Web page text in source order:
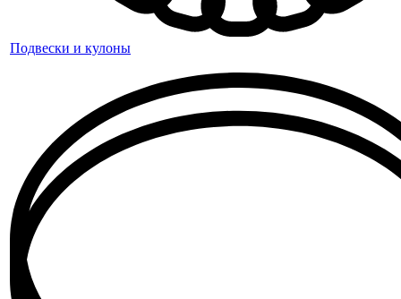
Подвески и кулоны